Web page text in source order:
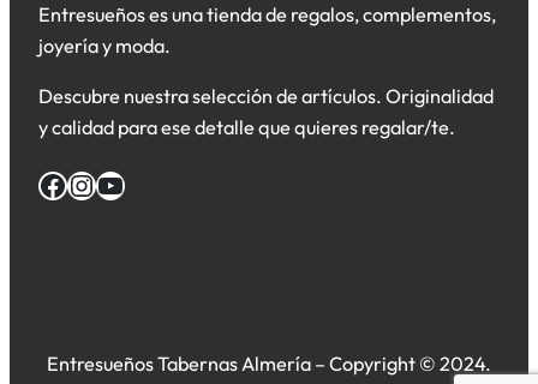
Entresueños es una tienda de regalos, complementos,
joyería y moda.
Descubre nuestra selección de artículos. Originalidad
y calidad para ese detalle que quieres regalar/te.
Facebook InstagramYouTube
Entresueños Tabernas Almería – Copyright © 2024.